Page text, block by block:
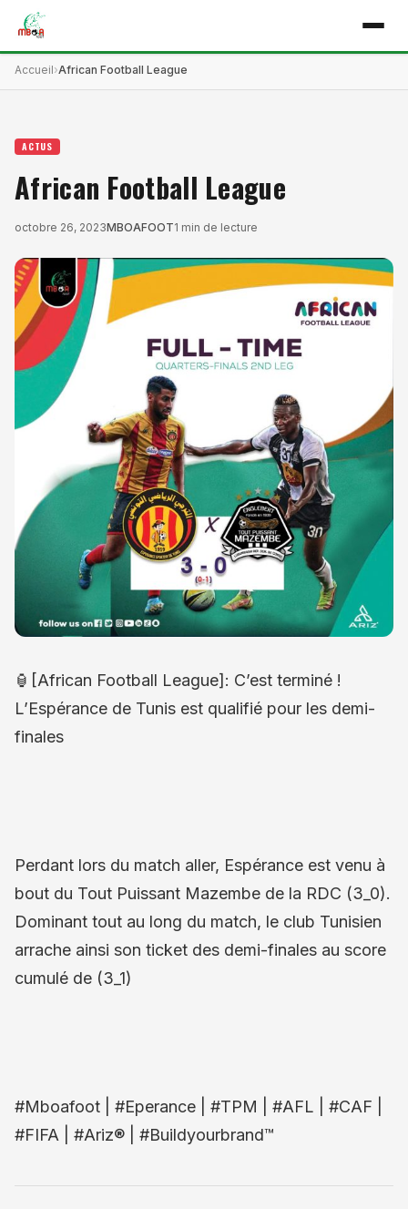
Accueil African Football League
ACTUS
African Football League
octobre 26, 2023MBOAFOOT1 min de lecture
🏮[African Football League]: C’est terminé !
L’Espérance de Tunis est qualifié pour les demi-
finales
Perdant lors du match aller, Espérance est venu à
bout du Tout Puissant Mazembe de la RDC (3_0).
Dominant tout au long du match, le club Tunisien
arrache ainsi son ticket des demi-finales au score
cumulé de (3_1)
#Mboafoot | #Eperance | #TPM | #AFL | #CAF |
#FIFA | #Ariz® | #Buildyourbrand™